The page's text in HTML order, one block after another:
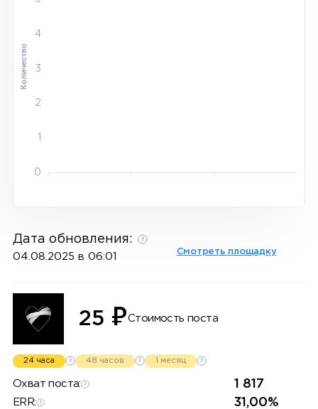
4
3
2
1
0
Количество
Дата обновления:
04.08.2025 в 06:01 Смотреть площадку
25 ₽Стоимость поста
24 часа 48 часов 1 месяц
Охват поста: 1 817
ERR: 31,00%